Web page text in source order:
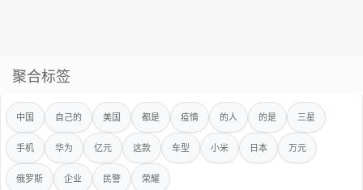
聚合标签
中国 自己的 美国 都是 疫情 的人 的是 三星
手机 华为 亿元 这款 车型 小米 日本 万元
俄罗斯 企业 民警 荣耀